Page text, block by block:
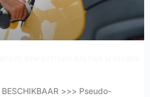
BESCHIKBAAR >>> Pseudo-